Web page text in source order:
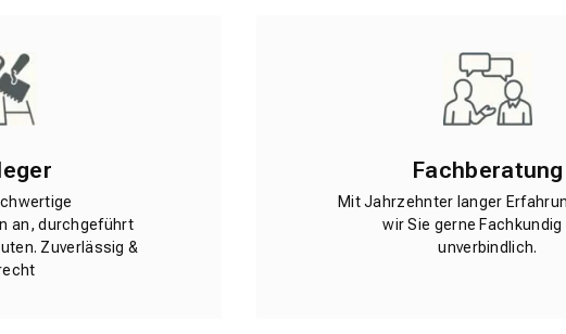
an, durchgeführt
Zuverlässig &
Fachberatung
Mit Jahrzehnter langer
wir Sie gerne Fachkundig
unverbindlich.